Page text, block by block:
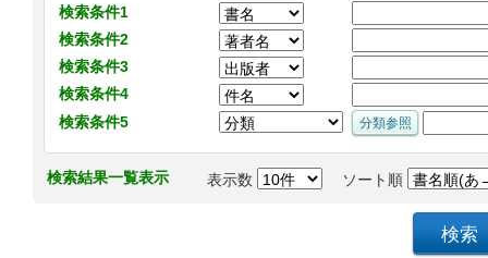
検索条件1
検索条件2
検索条件3
検索条件4
検索条件5
検索結果一覧表示 表示数 ソート順